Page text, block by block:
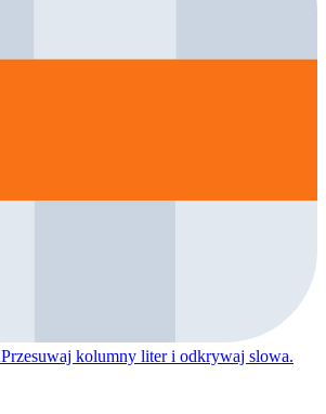
Przesuwaj kolumny liter i odkrywaj slowa.